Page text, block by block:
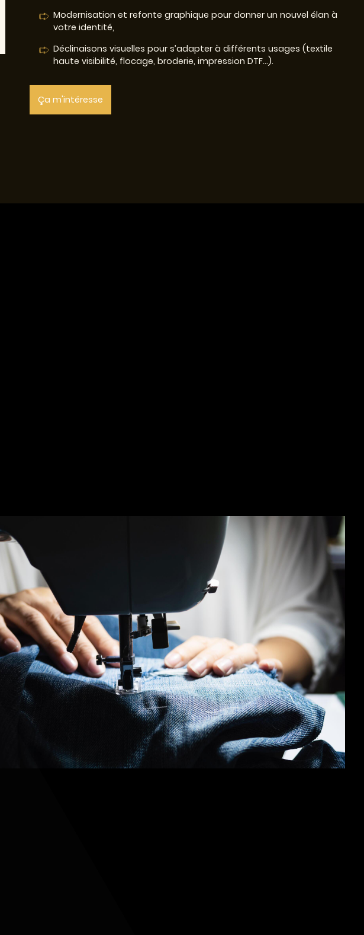
Modernisation et refonte graphique pour donner un nouvel élan à
votre identité,
Déclinaisons visuelles pour s’adapter à différents usages (textile
haute visibilité, flocage, broderie, impression DTF…).
Ça m'intéresse